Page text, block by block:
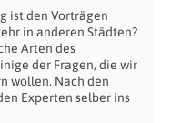
ist den Vorträgen
in anderen Städten?
Arten des
der Fragen, die wir
wollen. Nach den
Experten selber ins